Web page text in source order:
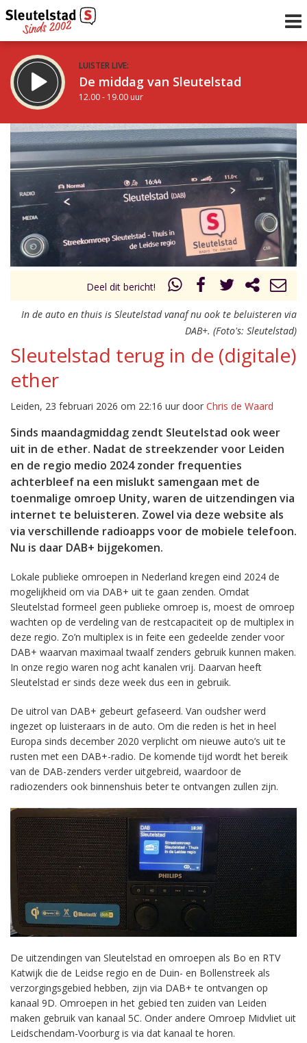
LUISTER LIVE:
De middag van Sleutelstad
12.00 - 19.00 uur
STRAKS:
De avond van Sleutelstad
19.00 - 22.00 uur
Vorig uur
uur 1 van 0 Volgend uur
Deel dit bericht!
In de auto en thuis is Sleutelstad vanaf nu ook te beluisteren via
DAB+. (Foto's: Sleutelstad)
Sleutelstad terug in de (digitale)
ether
Leiden, 23 februari 2026 om 22:16 uur door Chris de Waard
Sinds maandagmiddag zendt Sleutelstad ook weer
uit in de ether. Nadat de streekzender voor Leiden
en de regio medio 2024 zonder frequenties
achterbleef na een mislukt samengaan met de
toenmalige omroep Unity, waren de uitzendingen via
internet te beluisteren. Zowel via deze website als
via verschillende radioapps voor de mobiele telefoon.
Nu is daar DAB+ bijgekomen.
Lokale publieke omroepen in Nederland kregen eind 2024 de
mogelijkheid om via DAB+ uit te gaan zenden. Omdat
Sleutelstad formeel geen publieke omroep is, moest de omroep
wachten op de verdeling van de restcapaciteit op de multiplex in
deze regio. Zo’n multiplex is in feite een gedeelde zender voor
DAB+ waarvan maximaal twaalf zenders gebruik kunnen maken.
In onze regio waren nog acht kanalen vrij. Daarvan heeft
Sleutelstad er sinds deze week dus een in gebruik.
De uitrol van DAB+ gebeurt gefaseerd. Van oudsher werd
ingezet op luisteraars in de auto. Om die reden is het in heel
Europa sinds december 2020 verplicht om nieuwe auto’s uit te
rusten met een DAB+-radio. De komende tijd wordt het bereik
van de DAB-zenders verder uitgebreid, waardoor de
radiozenders ook binnenshuis beter te ontvangen zullen zijn.
De uitzendingen van Sleutelstad en omroepen als Bo en RTV
Katwijk die de Leidse regio en de Duin- en Bollenstreek als
verzorgingsgebied hebben, zijn via DAB+ te ontvangen op
kanaal 9D. Omroepen in het gebied ten zuiden van Leiden
maken gebruik van kanaal 5C. Onder andere Omroep Midvliet uit
Leidschendam-Voorburg is via dat kanaal te horen.